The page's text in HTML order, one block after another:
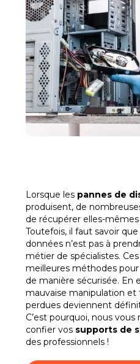
Lorsque les pannes de
produisent, de
de récupérer elles-
Toutefois, il faut savoir
données n’est pas à
métier de spécialistes.
meilleures méthodes pour
de manière sécurisée. En
mauvaise manipulation
perdues deviennent
C’est pourquoi, nous
confier vos supports de
des professionnels !